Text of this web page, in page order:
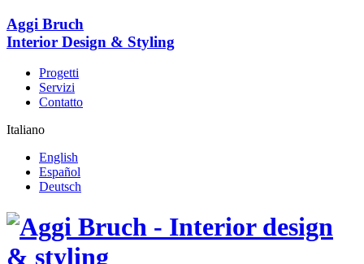
Aggi Bruch
Interior Design & Styling
Progetti
Servizi
Contatto
Italiano
English
Español
Deutsch